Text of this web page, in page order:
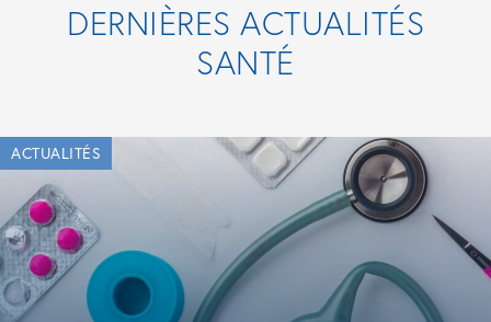
DERNIÈRES ACTUALITÉS
SANTÉ
ACTUALITÉS